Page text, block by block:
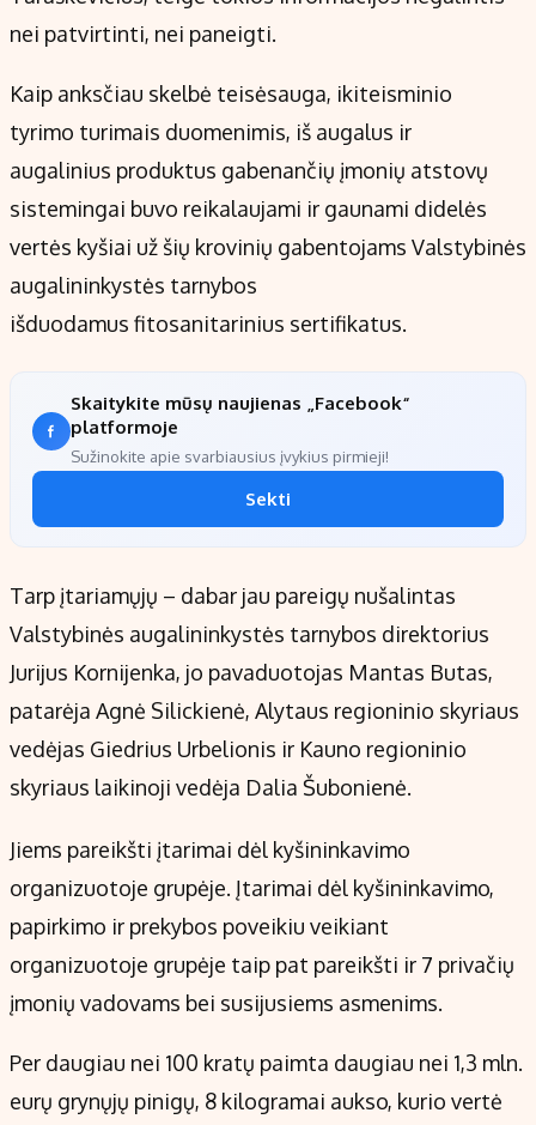
nei patvirtinti, nei paneigti.
Kaip anksčiau skelbė teisėsauga, ikiteisminio
tyrimo turimais duomenimis, iš augalus ir
augalinius produktus gabenančių įmonių atstovų
sistemingai buvo reikalaujami ir gaunami didelės
vertės kyšiai už šių krovinių gabentojams Valstybinės
augalininkystės tarnybos
išduodamus fitosanitarinius sertifikatus.
Skaitykite mūsų naujienas „Facebook“
platformoje
Sužinokite apie svarbiausius įvykius pirmieji!
Sekti
Tarp įtariamųjų – dabar jau pareigų nušalintas
Valstybinės augalininkystės tarnybos direktorius
Jurijus Kornijenka, jo pavaduotojas Mantas Butas,
patarėja Agnė Silickienė, Alytaus regioninio skyriaus
vedėjas Giedrius Urbelionis ir Kauno regioninio
skyriaus laikinoji vedėja Dalia Šubonienė.
Jiems pareikšti įtarimai dėl kyšininkavimo
organizuotoje grupėje. Įtarimai dėl kyšininkavimo,
papirkimo ir prekybos poveikiu veikiant
organizuotoje grupėje taip pat pareikšti ir 7 privačių
įmonių vadovams bei susijusiems asmenims.
Per daugiau nei 100 kratų paimta daugiau nei 1,3 mln.
eurų grynųjų pinigų, 8 kilogramai aukso, kurio vertė